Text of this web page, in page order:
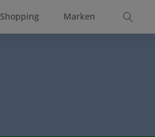
Shopping Marken